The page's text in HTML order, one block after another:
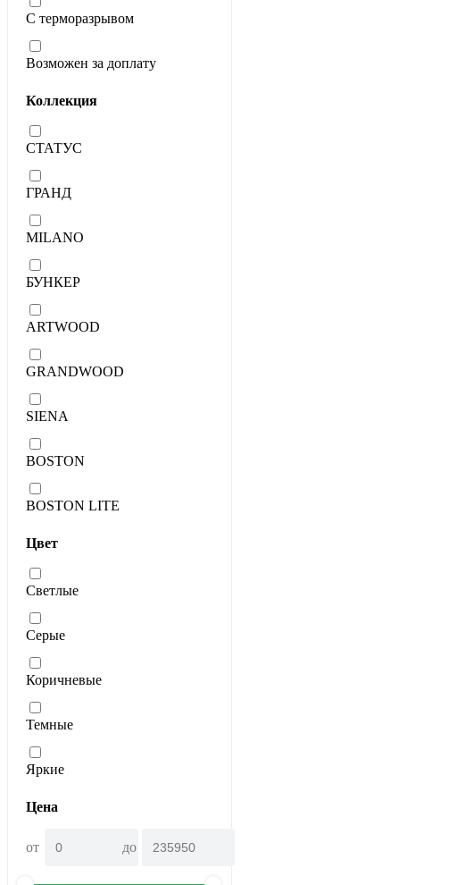
С терморазрывом
Возможен за доплату
Коллекция
СТАТУС
ГРАНД
MILANO
БУНКЕР
ARTWOOD
GRANDWOOD
SIENA
BOSTON
BOSTON LITE
Цвет
Светлые
Серые
Коричневые
Темные
Яркие
Цена
от до